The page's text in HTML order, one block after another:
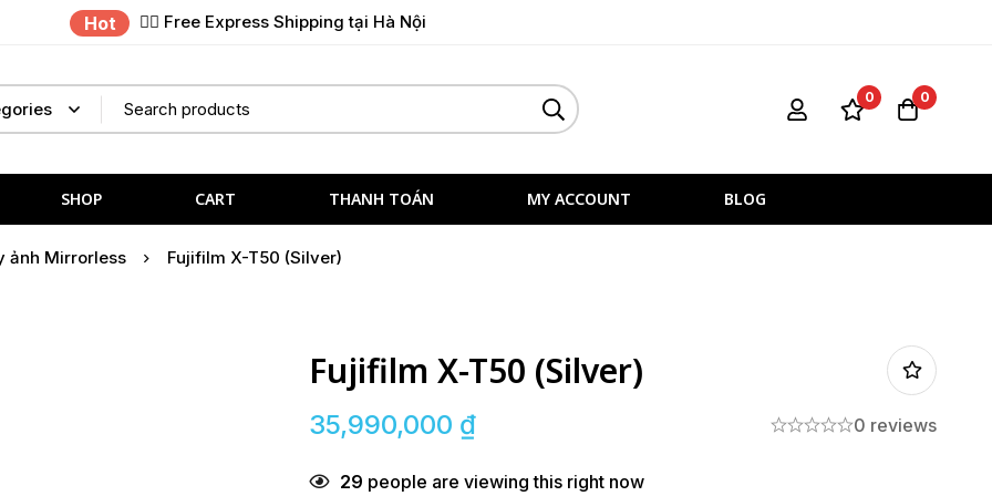
Hot ✌🏼 Free Express Shipping tại Hà Nội
0 0
SHOP CART THANH TOÁN MY ACCOUNT BLOG
ảnh Mirrorless Fujifilm X-T50 (Silver)
Fujifilm X-T50 (Silver)
35,990,000 ₫ 0 reviews
29 people are viewing this right now